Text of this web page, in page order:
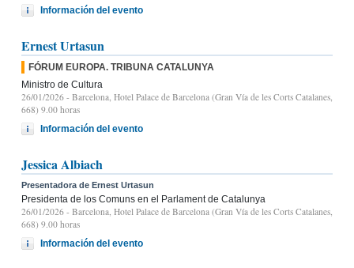
Información del evento
Ernest Urtasun
FÓRUM EUROPA. TRIBUNA CATALUNYA
Ministro de Cultura
26/01/2026 - Barcelona, Hotel Palace de Barcelona (Gran Vía de les Corts Catalanes,
668) 9.00 horas
Información del evento
Jessica Albiach
Presentadora de Ernest Urtasun
Presidenta de los Comuns en el Parlament de Catalunya
26/01/2026 - Barcelona, Hotel Palace de Barcelona (Gran Vía de les Corts Catalanes,
668) 9.00 horas
Información del evento